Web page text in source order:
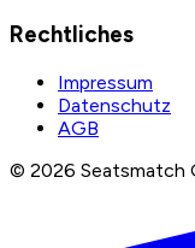
Rechtliches
Impressum
Datenschutz
AGB
© 2026 Seatsmatch